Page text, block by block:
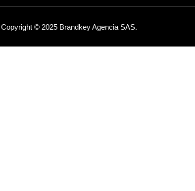
Copyright © 2025 Brandkey Agencia SAS.